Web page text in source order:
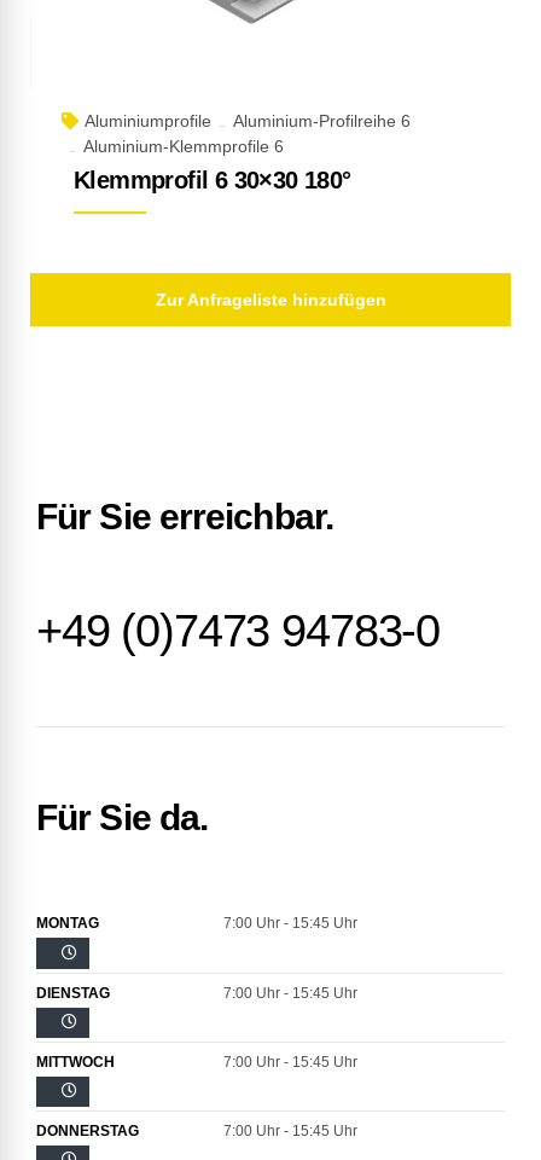
Aluminiumprofile
Aluminium-Profilreihe 6
Aluminium-Klemmprofile 6
Klemmprofil 6 30×30 180°
Zur Anfrageliste hinzufügen
Für Sie erreichbar.
+49 (0)7473 94783-0
Für Sie da.
MONTAG 7:00 Uhr - 15:45 Uhr
DIENSTAG 7:00 Uhr - 15:45 Uhr
MITTWOCH 7:00 Uhr - 15:45 Uhr
DONNERSTAG 7:00 Uhr - 15:45 Uhr